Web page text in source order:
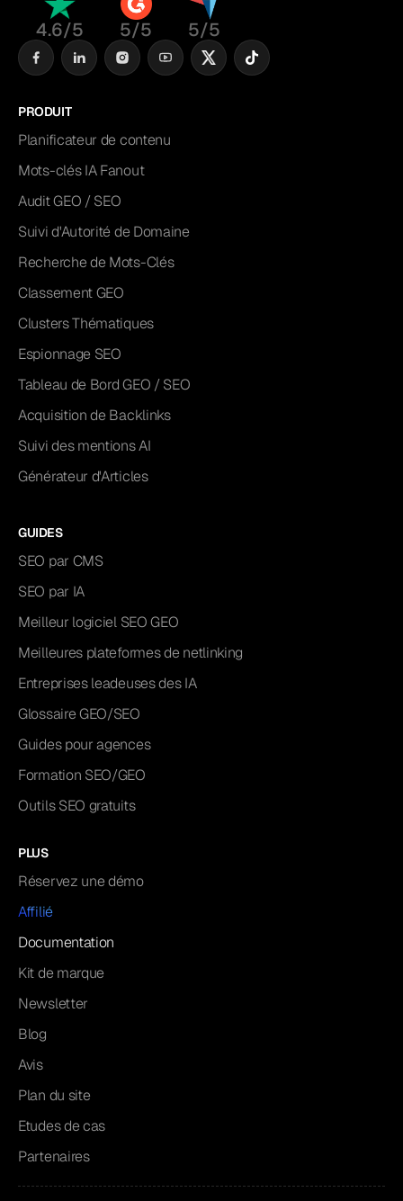
4.6/5 5/5 5/5
PRODUIT
Planificateur de contenu
Mots-clés IA Fanout
Audit GEO / SEO
Suivi d'Autorité de Domaine
Recherche de Mots-Clés
Classement GEO
Clusters Thématiques
Espionnage SEO
Tableau de Bord GEO / SEO
Acquisition de Backlinks
Suivi des mentions AI
Générateur d'Articles
GUIDES
SEO par CMS
SEO par IA
Meilleur logiciel SEO GEO
Meilleures plateformes de netlinking
Entreprises leadeuses des IA
Glossaire GEO/SEO
Guides pour agences
Formation SEO/GEO
Outils SEO gratuits
PLUS
Réservez une démo
Affilié
Documentation
Kit de marque
Newsletter
Blog
Avis
Plan du site
Etudes de cas
Partenaires